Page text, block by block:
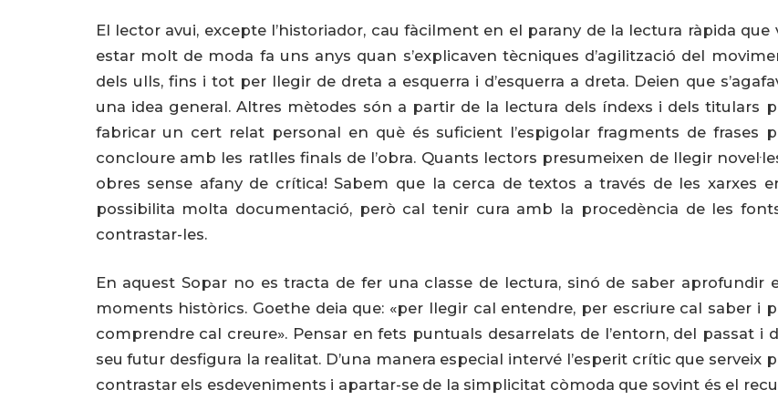
El lector avui, excepte l’historiador, cau fàcilment en el parany de la lectura ràpida que
estar molt de moda fa uns anys quan s’explicaven tècniques d’agilització del
dels ulls, fins i tot per llegir de dreta a esquerra i d’esquerra a dreta. Deien que
una idea general. Altres mètodes són a partir de la lectura dels índexs i dels titulars
fabricar un cert relat personal en què és suficient l’espigolar fragments de frases
concloure amb les ratlles finals de l’obra. Quants lectors presumeixen de llegir
obres sense afany de crítica! Sabem que la cerca de textos a través de les xarxes
possibilita molta documentació, però cal tenir cura amb la procedència de les
contrastar-les.
En aquest Sopar no es tracta de fer una classe de lectura, sinó de saber aprofundir
moments històrics. Goethe deia que: «per llegir cal entendre, per escriure cal saber i
comprendre cal creure». Pensar en fets puntuals desarrelats de l’entorn, del passat i
seu futur desfigura la realitat. D’una manera especial intervé l’esperit crític que serveix
contrastar els esdeveniments i apartar-se de la simplicitat còmoda que sovint és el